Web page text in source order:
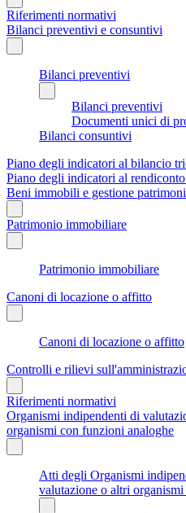
Riferimenti normativi
Bilanci preventivi e consuntivi
Bilanci preventivi
Bilanci preventivi
Documenti unici di
Bilanci consuntivi
Piano degli indicatori al bilancio
Piano degli indicatori al
Beni immobili e gestione
Patrimonio immobiliare
Patrimonio immobiliare
Canoni di locazione o affitto
Canoni di locazione o affitto
Controlli e rilievi
Riferimenti normativi
Organismi indipendenti di
organismi con funzioni analoghe
Atti degli Organismi
valutazione o altri